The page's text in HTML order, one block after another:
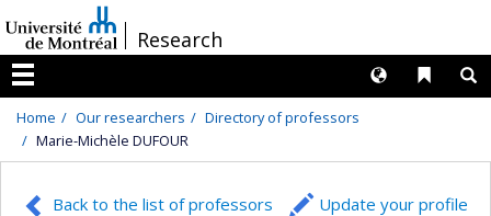
au
contenu
/Research
Menu
Liens
Langues
Home Our researchers
Directory of professors
Marie-Michèle DUFOUR
Back to the list of professors Update your profile